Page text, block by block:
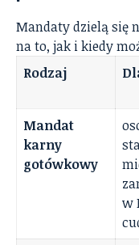
Mandaty dzielą się
na to, jak i kiedy
Rodzaj
Mandat
karny
gotówkowy
w